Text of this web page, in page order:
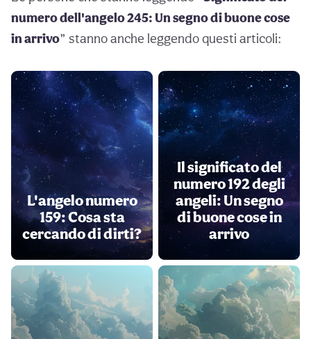
numero dell'angelo 245: Un segno di buone cose
in arrivo” stanno anche leggendo questi articoli:
L'angelo numero
159: Cosa sta
cercando di dirti?
Il significato del
numero 192 degli
angeli: Un segno
di buone cose in
arrivo